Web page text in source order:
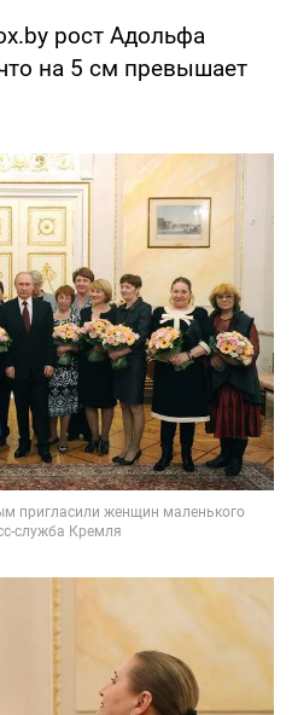
рост Адольфа
на 5 см превышает